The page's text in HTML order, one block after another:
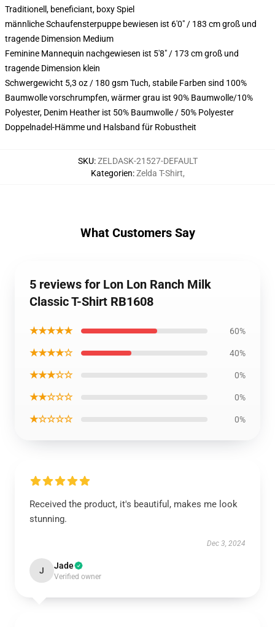
Traditionell, beneficiant, boxy Spiel
männliche Schaufensterpuppe bewiesen ist 6'0" / 183 cm groß und
tragende Dimension Medium
Feminine Mannequin nachgewiesen ist 5'8" / 173 cm groß und
tragende Dimension klein
Schwergewicht 5,3 oz / 180 gsm Tuch, stabile Farben sind 100%
Baumwolle vorschrumpfen, wärmer grau ist 90% Baumwolle/10%
Polyester, Denim Heather ist 50% Baumwolle / 50% Polyester
Doppelnadel-Hämme und Halsband für Robustheit
SKU:ZELDASK-21527-DEFAULT
Kategorien:Zelda T-Shirt,
What Customers Say
5 reviews for Lon Lon Ranch Milk
Classic T-Shirt RB1608
★★★★★ 60%
★★★★☆ 40%
★★★☆☆ 0%
★★☆☆☆ 0%
★☆☆☆☆ 0%
Received the product, it's beautiful, makes me look
stunning.
Dec 3, 2024
J Jade
Verified owner